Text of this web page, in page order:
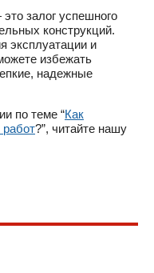
залог успешного
конструкций.
эксплуатации и
избежать
надежные
по теме “Как
?”, читайте нашу